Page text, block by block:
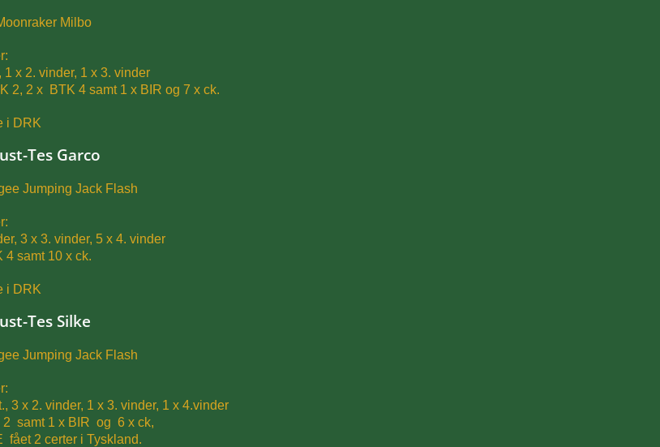
Milbo
1 x 2. vinder, 1 x 3. vinder
2, 2 x BTK 4 samt 1 x BIR og 7 x ck.
i DRK
Tes Garco
Jumping Jack Flash
3 x 3. vinder, 5 x 4. vinder
4 samt 10 x ck.
i DRK
Tes Silke
Jumping Jack Flash
3 x 2. vinder, 1 x 3. vinder, 1 x 4.vinder
2 samt 1 x BIR og 6 x ck,
fået 2 certer i Tyskland.